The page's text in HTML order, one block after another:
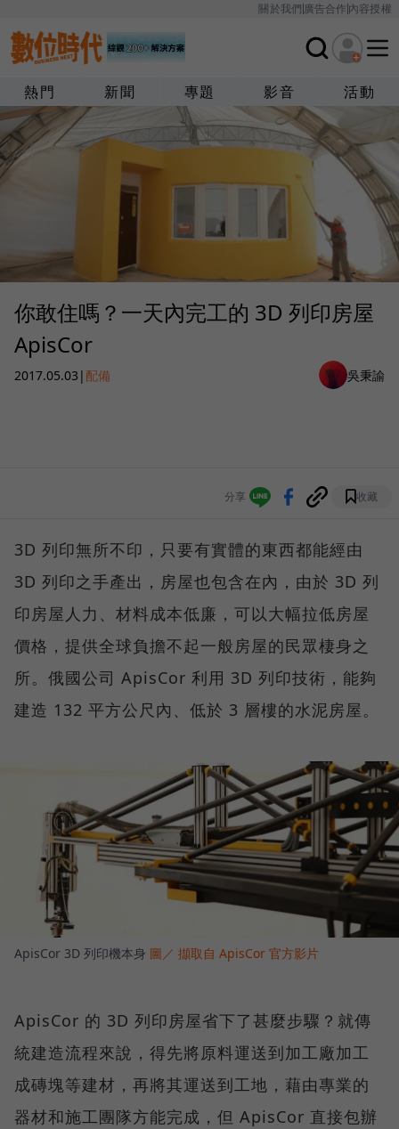
關於我們廣告合作內容授權
熱門 新聞 專題 影音 活動
你敢住嗎？一天內完工的 3D 列印房屋
ApisCor
2017.05.03 | 配備 吳秉諭
分享 收藏
3D 列印無所不印，只要有實體的東西都能經由
3D 列印之手產出，房屋也包含在內，由於 3D 列
印房屋人力、材料成本低廉，可以大幅拉低房屋
價格，提供全球負擔不起一般房屋的民眾棲身之
所。俄國公司 ApisCor 利用 3D 列印技術，能夠
建造 132 平方公尺內、低於 3 層樓的水泥房屋。
ApisCor 3D 列印機本身 圖／ 擷取自 ApisCor 官方影片
ApisCor 的 3D 列印房屋省下了甚麼步驟？就傳
統建造流程來說，得先將原料運送到加工廠加工
成磚塊等建材，再將其運送到工地，藉由專業的
器材和施工團隊方能完成，但 ApisCor 直接包辦